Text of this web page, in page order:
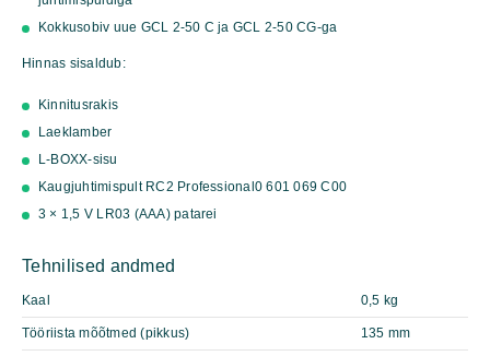
Kokkusobiv uue GCL 2-50 C ja GCL 2-50 CG-ga
Hinnas sisaldub:
Kinnitusrakis
Laeklamber
L-BOXX-sisu
Kaugjuhtimispult RC2 Professional0 601 069 C00
3 × 1,5 V LR03 (AAA) patarei
Tehnilised andmed
Kaal 0,5 kg
Tööriista mõõtmed (pikkus) 135 mm